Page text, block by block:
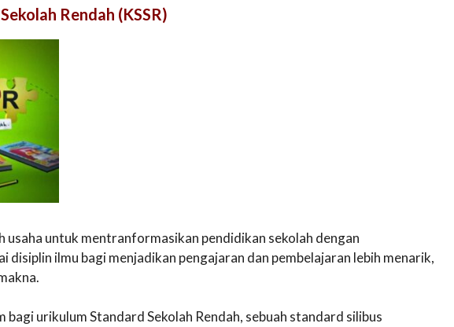
Rendah (KSSR)
usaha untuk mentranformasikan pendidikan sekolah dengan
disiplin ilmu bagi menjadikan pengajaran dan pembelajaran lebih menarik,
bagi urikulum Standard Sekolah Rendah, sebuah standard silibus